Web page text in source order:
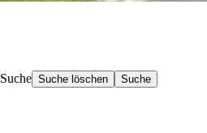
Suche Suche löschen Suche